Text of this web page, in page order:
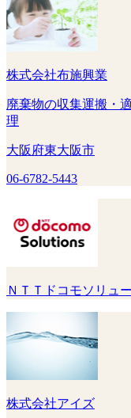
株式会社布施興業
廃棄物の収集運搬・
理
大阪府東大阪市
06-6782-5443
ＮＴＴドコモソリュ
株式会社アイズ